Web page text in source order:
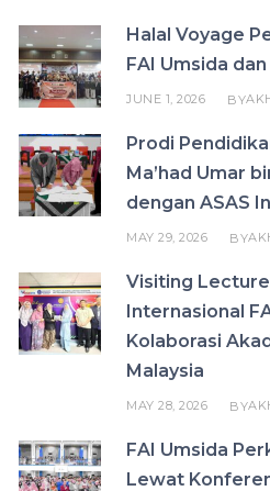
Halal Voyage
FAI Umsida dan
JUNE 1, 2026 BY
Prodi
Ma’had Umar
dengan ASAS
MAY 29, 2026 BY
Visiting
Internasional
Kolaborasi
Malaysia
MAY 28, 2026 BY
FAI Umsida
Lewat